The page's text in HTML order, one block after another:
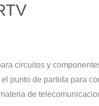
circuitos y
punto de partida para
de